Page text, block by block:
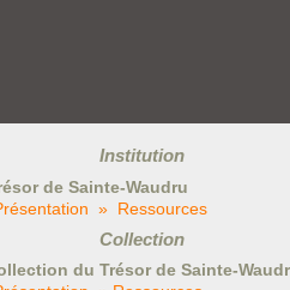
Institution
de Sainte-Waudru
» Ressources
Collection
du Trésor de Sainte-